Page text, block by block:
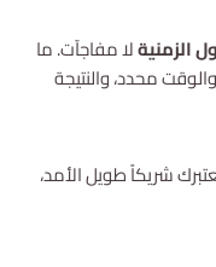
الزمنيةلا مفاجآت. ما
محدد، والنتيجة
شريكاً طويل الأمد،